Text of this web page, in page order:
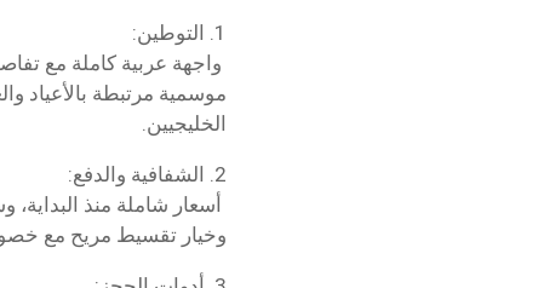
1. التوطين:
واجهة عربية كاملة مع
موسمية مرتبطة بالأعياد
الخليجيين.
2. الشفافية والدفع:
وخيار تقسيط مريح مع